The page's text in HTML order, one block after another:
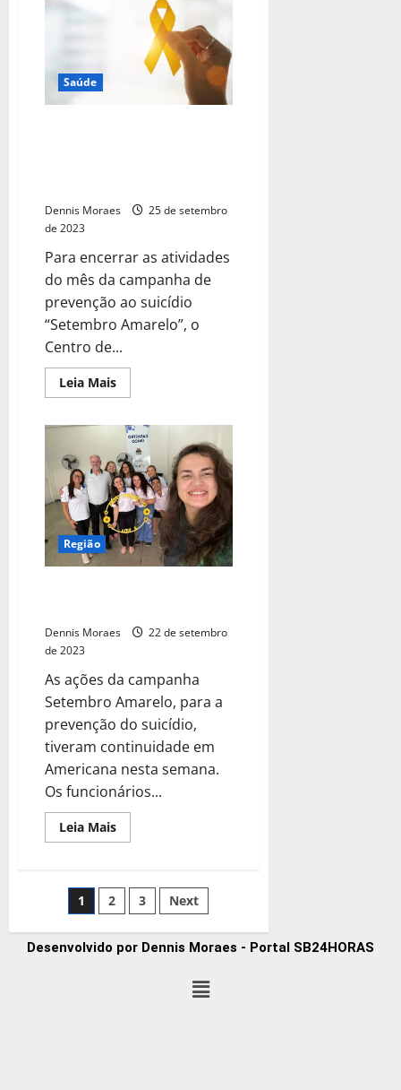
Saúde
Dennis Moraes
25 de setembro
de 2023
Para encerrar as atividades
do mês da campanha de
prevenção ao suicídio
“Setembro Amarelo”, o
Centro de...
Leia Mais
Região
Dennis Moraes
22 de setembro
de 2023
As ações da campanha
Setembro Amarelo, para a
prevenção do suicídio,
tiveram continuidade em
Americana nesta semana.
Os funcionários...
Leia Mais
1 2 3 Next
Desenvolvido por Dennis Moraes - Portal SB24HORAS